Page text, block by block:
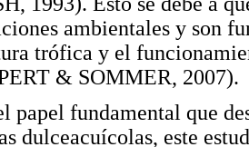
ambientales y son
trófica y el
& SOMMER, 2007).
papel fundamental que
dulceacuícolas, este